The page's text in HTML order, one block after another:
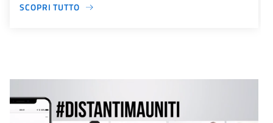
SCOPRI TUTTO